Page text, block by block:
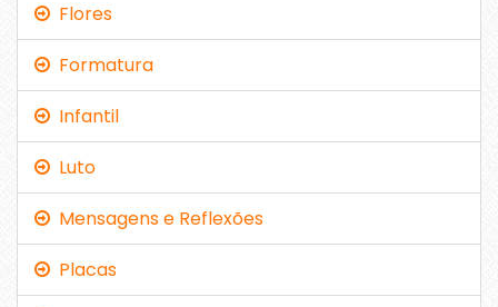
Flores
Formatura
Infantil
Luto
Mensagens e Reflexões
Placas